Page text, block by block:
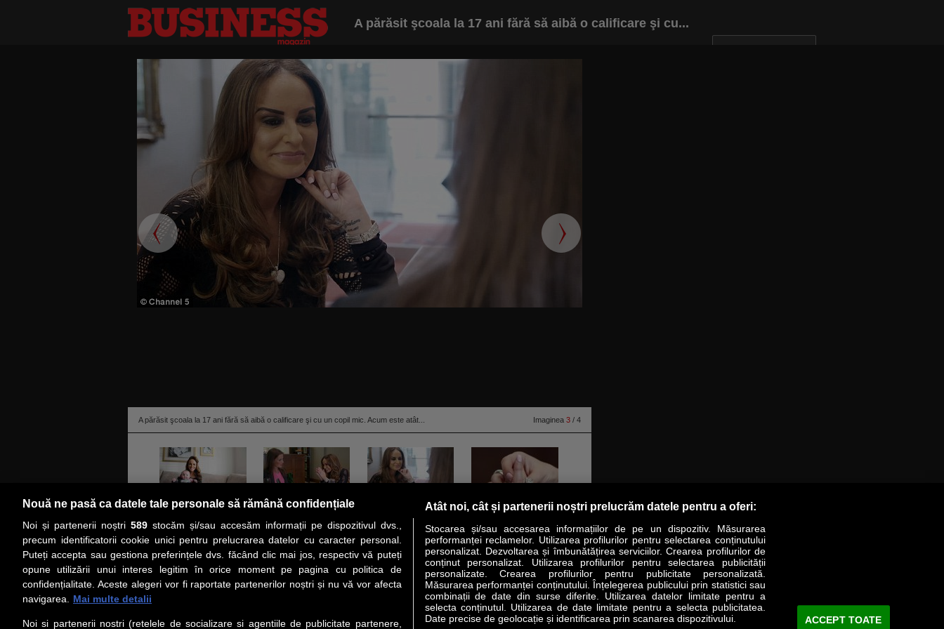
A părăsit şcoala la 17 ani fără să aibă o calificare şi cu...
A părăsit şcoala la 17 ani fără să aibă o calificare şi cu un copil mic. Acum este atât... Imaginea 3 / 4
citeşte toată ştirea
PRIMA PAGINĂ COVER STORY LIDERI ANALIZE HI-TECH MEET THE CEO LIFESTYLE SPECIAL OPINII
Social Servicii Revista Business Magazin
Nouă ne pasă ca datele tale personale să rămână confidențiale
Noi și partenerii noștri 589stocăm și/sau accesăm informații pe dispozitivul dvs.,
precum identificatorii cookie unici pentru prelucrarea datelor cu caracter personal.
Puteți accepta sau gestiona preferințele dvs. făcând clic mai jos, respectiv vă puteți
opune utilizării unui interes legitim în orice moment pe pagina cu politica de
confidențialitate. Aceste alegeri vor fi raportate partenerilor noștri și nu vă vor afecta
navigarea.
Mai multe detalii
Noi si partenerii nostri (retelele de socializare si agentiile de publicitate partenere,
Atât noi, cât și partenerii noștri prelucrăm datele pentru a oferi:
Stocarea și/sau accesarea informațiilor de pe un dispozitiv. Măsurarea
performanței reclamelor. Utilizarea profilurilor pentru selectarea conținutului
personalizat. Dezvoltarea și îmbunătățirea serviciilor. Crearea profilurilor de
conținut personalizat. Utilizarea profilurilor pentru selectarea publicității
personalizate. Crearea profilurilor pentru publicitate personalizată.
Măsurarea performanței conținutului. Înțelegerea publicului prin statistici sau
combinații de date din surse diferite. Utilizarea datelor limitate pentru a
selecta conținutul. Utilizarea de date limitate pentru a selecta publicitatea.
Date precise de geolocație și identificarea prin scanarea dispozitivului.
ACCEPT TOATE